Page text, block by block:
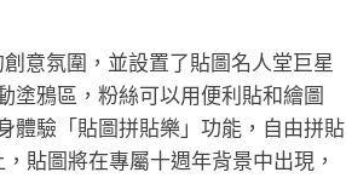
意氛圍，並設置了貼圖名人堂巨星
塗鴉區，粉絲可以用便利貼和繪圖
體驗「貼圖拼貼樂」功能，自由拼貼
貼圖將在專屬十週年背景中出現，